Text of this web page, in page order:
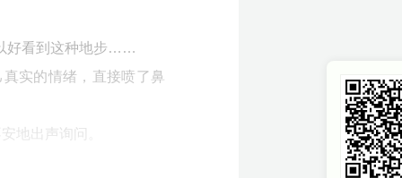
好看到这种地步……
实的情绪，直接喷了鼻
地出声询问。